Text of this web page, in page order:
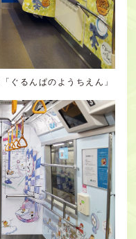
ぐるんぱのようちえん」